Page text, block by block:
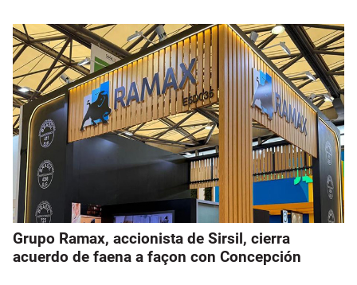
Grupo Ramax, accionista de Sirsil, cierra
acuerdo de faena a façon con Concepción